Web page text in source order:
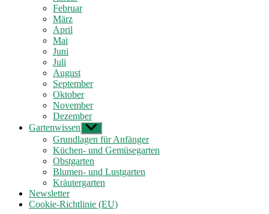
Februar
März
April
Mai
Juni
Juli
August
September
Oktober
November
Dezember
Gartenwissen Untermenü
anzeigen
Grundlagen für Anfänger
Küchen- und Gemüsegarten
Obstgarten
Blumen- und Lustgarten
Kräutergarten
Newsletter
Cookie-Richtlinie (EU)